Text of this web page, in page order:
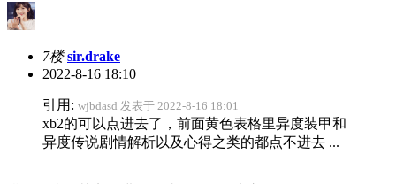
7楼 sir.drake
2022-8-16 18:10
引用: wjbdasd 发表于 2022-8-16 18:01
xb2的可以点进去了，前面黄色表格里异度装甲和
异度传说剧情解析以及心得之类的都点不进去 ...